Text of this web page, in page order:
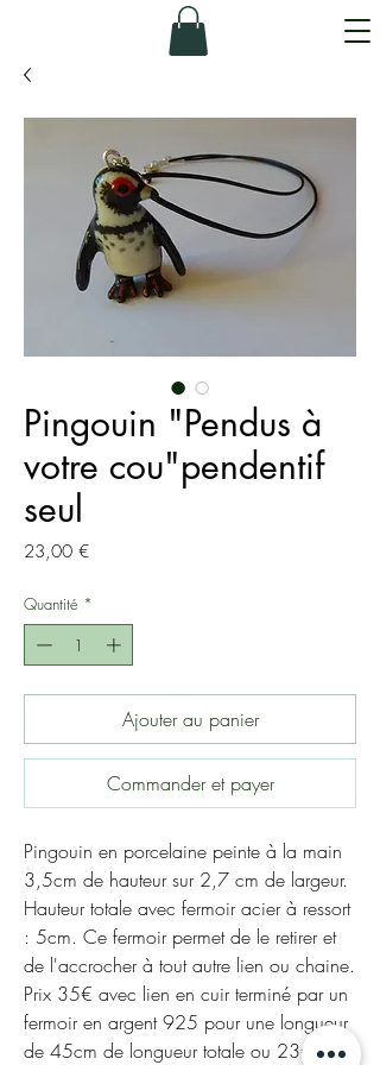
Pingouin "Pendus à
votre cou"pendentif
seul
23,00 €Prix
Quantité *
Ajouter au panier
Commander et payer
Pingouin en porcelaine peinte à la main
3,5cm de hauteur sur 2,7 cm de largeur.
Hauteur totale avec fermoir acier à ressort
: 5cm. Ce fermoir permet de le retirer et
de l'accrocher à tout autre lien ou chaine.
Prix 35€ avec lien en cuir terminé par un
fermoir en argent 925 pour une longueur
de 45cm de longueur totale ou 23€ si